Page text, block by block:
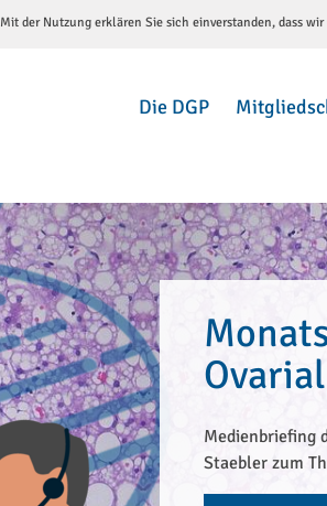
der Nutzung erklären Sie sich einverstanden, dass wir
Die DGP
Medienbriefing
Staebler zum